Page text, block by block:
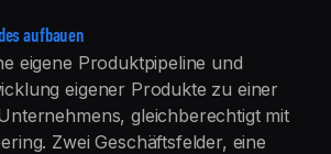
aufbauen
eigene Produktpipeline und
eigener Produkte zu einer
gleichberechtigt mit
Zwei Geschäftsfelder, eine